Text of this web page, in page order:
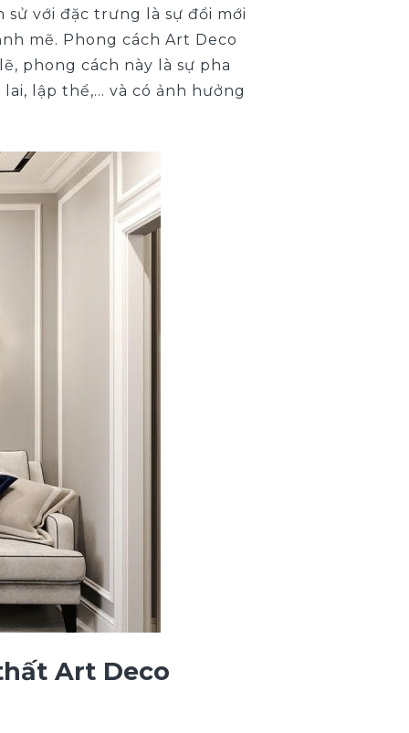
sử với đặc trưng là sự đổi mới
mẽ. Phong cách Art Deco
phong cách này là sự pha
lập thể,… và có ảnh hưởng
Art Deco